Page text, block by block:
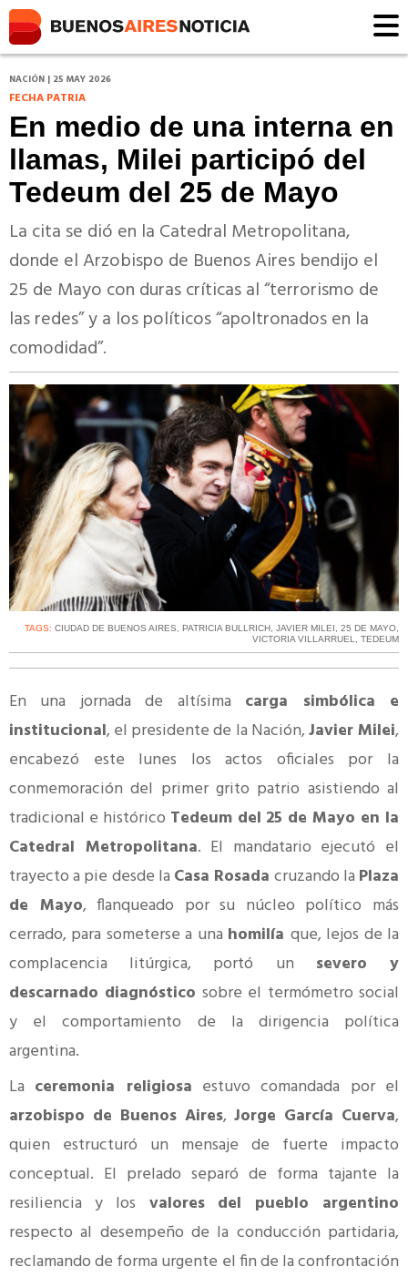
NACIÓN | 25 MAY 2026
FECHA PATRIA
En medio de una interna en
llamas, Milei participó del
Tedeum del 25 de Mayo
La cita se dió en la Catedral Metropolitana,
donde el Arzobispo de Buenos Aires bendijo el
25 de Mayo con duras críticas al “terrorismo de
las redes” y a los políticos “apoltronados en la
comodidad”.
TAGS: CIUDAD DE BUENOS AIRES, PATRICIA BULLRICH, JAVIER MILEI , 25 DE MAYO,
VICTORIA VILLARRUEL, TEDEUM
En una jornada de altísima carga simbólica e
institucional, el presidente de la Nación,Javier Milei,
encabezó este lunes los actos oficiales por la
conmemoración del primer grito patrio asistiendo al
tradicional e histórico Tedeum del 25 de Mayo en la
Catedral Metropolitana. El mandatario ejecutó el
trayecto a pie desde la Casa Rosada cruzando la Plaza
de Mayo, flanqueado por su núcleo político más
cerrado, para someterse a una homilía que, lejos de la
complacencia litúrgica, portó un severo y
descarnado diagnóstico sobre el termómetro social
y el comportamiento de la dirigencia política
argentina.
La ceremonia religiosa estuvo comandada por el
arzobispo de Buenos Aires, Jorge García Cuerva,
quien estructuró un mensaje de fuerte impacto
conceptual. El prelado separó de forma tajante la
resiliencia y los valores del pueblo argentino
respecto al desempeño de la conducción partidaria,
reclamando de forma urgente el fin de la confrontación